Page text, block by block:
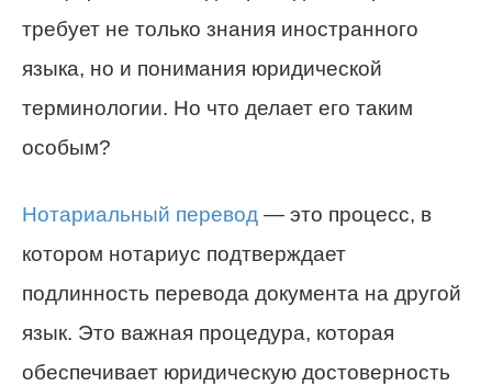
требует не только знания иностранного
языка, но и понимания юридической
терминологии. Но что делает его таким
особым?
Нотариальный перевод — это процесс, в
котором нотариус подтверждает
подлинность перевода документа на другой
язык. Это важная процедура, которая
обеспечивает юридическую достоверность